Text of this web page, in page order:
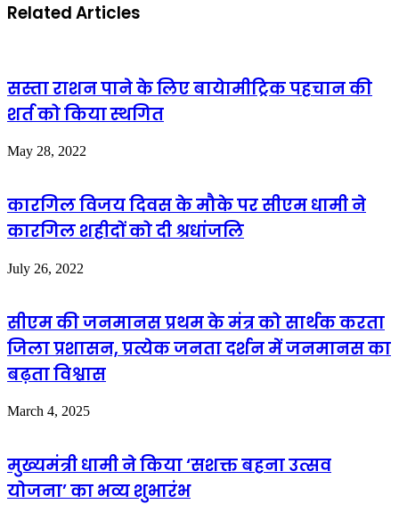
Related Articles
सस्ता राशन पाने के लिए बायेामीट्रिक पहचान की
शर्त को किया स्थगित
May 28, 2022
कारगिल विजय दिवस के मौके पर सीएम धामी ने
कारगिल शहीदों को दी श्रधांजलि
July 26, 2022
सीएम की जनमानस प्रथम के मंत्र को सार्थक करता
जिला प्रशासन, प्रत्येक जनता दर्शन में जनमानस का
बढ़ता विश्वास
March 4, 2025
मुख्यमंत्री धामी ने किया ‘सशक्त बहना उत्सव
योजना’ का भव्य शुभारंभ